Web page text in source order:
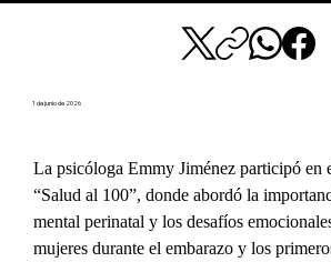
1 de junio de 2026
La psicóloga Emmy Jiménez participó en
“Salud al 100”, donde abordó la
mental perinatal y los desafíos
mujeres durante el embarazo y los